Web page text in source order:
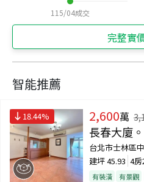
115/04成交
完整實
智能推薦
18.44% 2,600萬
長春大廈
台北市士林區
建坪45.93 4
有裝潢 有景觀